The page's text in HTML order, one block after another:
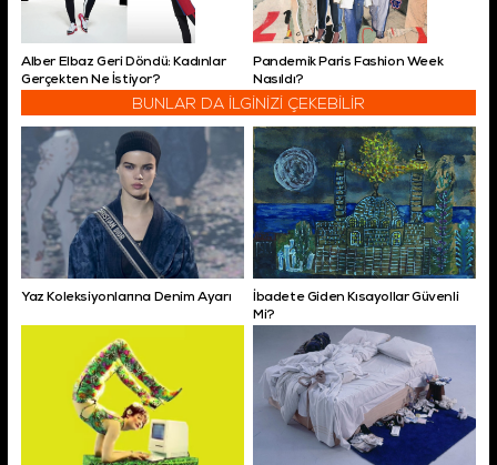
Alber Elbaz Geri Döndü: Kadınlar
Gerçekten Ne İstiyor?
Pandemik Paris Fashion Week
Nasıldı?
BUNLAR DA İLGİNİZİ ÇEKEBİLİR
Yaz Koleksiyonlarına Denim Ayarı
İbadete Giden Kısayollar Güvenli
Mi?